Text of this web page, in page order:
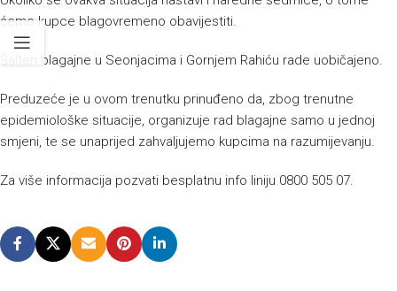
ćemo kupce blagovremeno obavijestiti.
Šalteri blagajne u Seonjacima i Gornjem Rahiću rade uobičajeno.
Preduzeće je u ovom trenutku prinuđeno da, zbog trenutne
epidemiološke situacije, organizuje rad blagajne samo u jednoj
smjeni, te se unaprijed zahvaljujemo kupcima na razumijevanju.
Za više informacija pozvati besplatnu info liniju 0800 505 07.